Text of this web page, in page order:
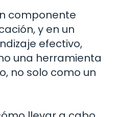
componente
y en un
efectivo,
una herramienta
no solo como un